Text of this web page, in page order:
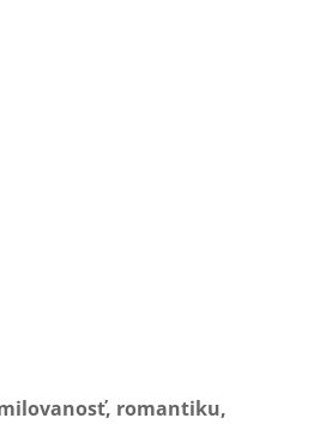
romantiku,